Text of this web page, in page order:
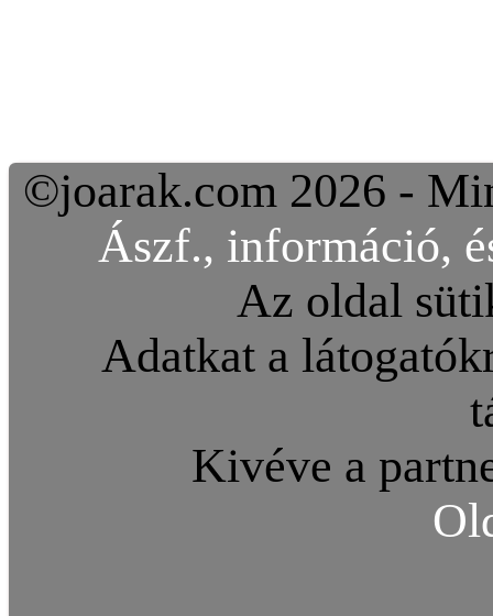
©joarak.com 2026 -
Ászf., információ,
Az oldal
Adatkat a
Kivéve a